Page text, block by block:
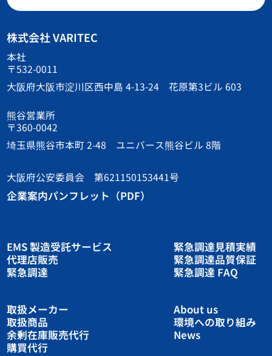
株式会社 VARITEC
本社
〒532-0011
大阪府大阪市淀川区西中島 4-13-24 花原第3ビル 603
熊谷営業所
〒360-0042
埼玉県熊谷市本町 2-48 ユニバース熊谷ビル 8階
大阪府公安委員会 第621150153441号
企業案内パンフレット（PDF）
EMS 製造受託サービス
代理店販売
緊急調達
取扱メーカー
取扱商品
余剰在庫販売代行
購買代行
緊急調達見積実績
緊急調達品質保証
緊急調達 FAQ
About us
環境への取り組み
News